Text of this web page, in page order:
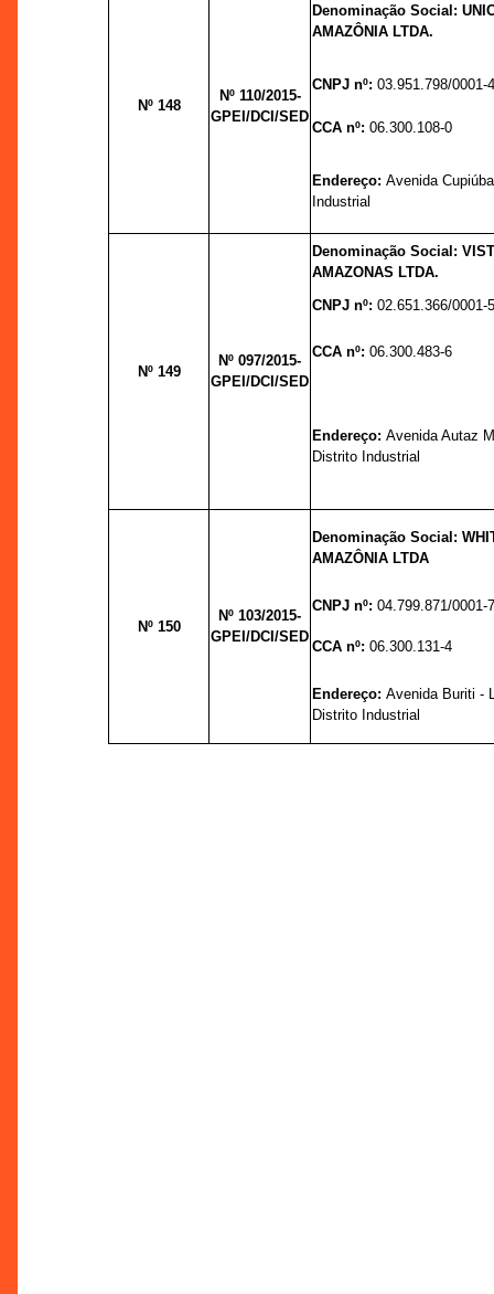
Nº 148
Nº 110/2015-
GPEI/DCI/SED
Denominação Social:
AMAZÔNIA LTDA.
CNPJ nº:03.951.798/0001-
CCA nº:06.300.108-0
Endereço:Avenida
Industrial
Nº 149
Nº 097/2015-
GPEI/DCI/SED
Denominação Social:
AMAZONAS LTDA.
CNPJ nº:02.651.366/0001-
CCA nº:06.300.483-6
Endereço:Avenida Autaz
Distrito Industrial
Nº 150
Nº 103/2015-
GPEI/DCI/SED
Denominação Social:
AMAZÔNIA LTDA
CNPJ nº:04.799.871/0001-
CCA nº:06.300.131-4
Endereço:Avenida Buriti -
Distrito Industrial